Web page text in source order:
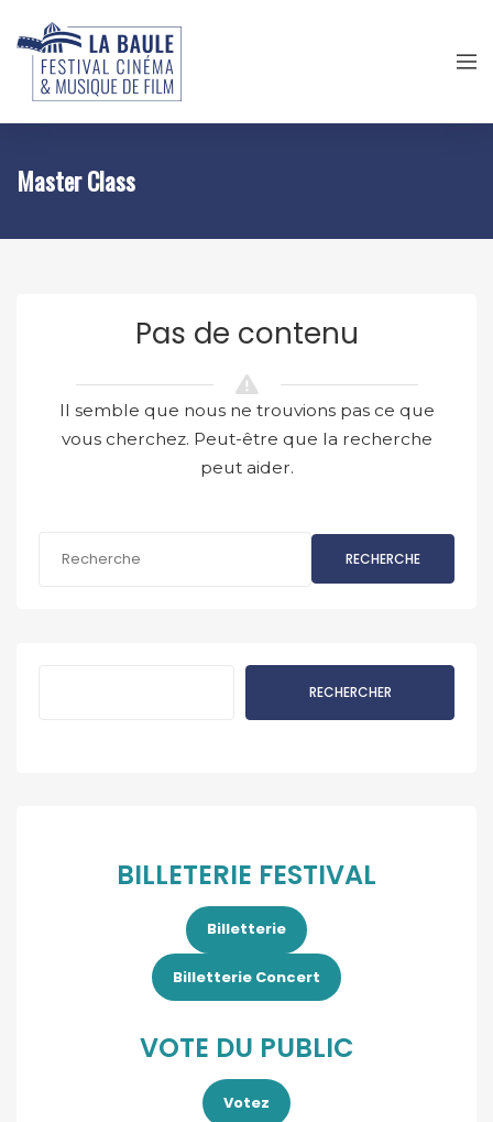
Master Class
Pas de contenu
Il semble que nous ne trouvions pas ce que
vous cherchez. Peut-être que la recherche
peut aider.
RECHERCHE
RECHERCHER
BILLETERIE FESTIVAL
Billetterie
Billetterie Concert
VOTE DU PUBLIC
Votez